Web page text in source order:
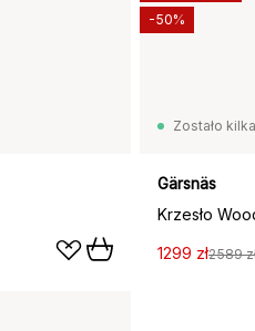
Zostało
Gärsnäs
Krzesło
1299 zł2589
-50%